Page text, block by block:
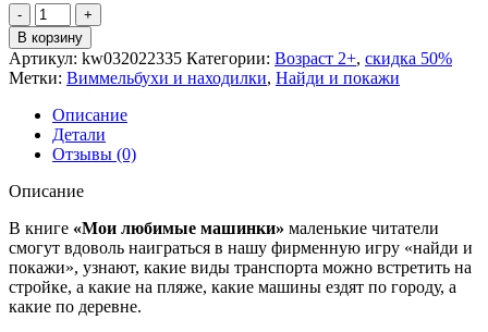
Количество
товара
Найди
и
покажи.
Мои
любимые
машинки.
видов
В корзину
Артикул: kw032022335 Категории: Возраст 2+, скидка 50%
Метки: Виммельбухи и находилки, Найди и покажи
Описание
Детали
Отзывы (0)
Описание
В книге «Мои любимые машинки» маленькие читатели
смогут вдоволь наиграться в нашу фирменную игру «найди и
покажи», узнают, какие виды транспорта можно встретить на
стройке, а какие на пляже, какие машины ездят по городу, а
какие по деревне.